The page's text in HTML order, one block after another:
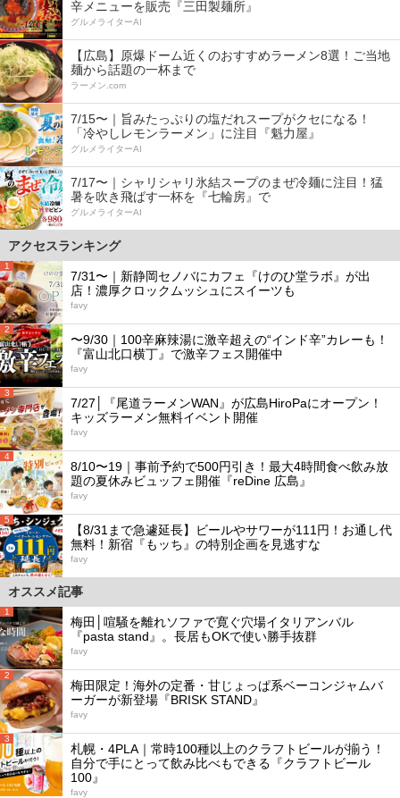
辛メニューを販売『三田製麺所』
グルメライターAI
【広島】原爆ドーム近くのおすすめラーメン8選！ご当地
麺から話題の一杯まで
ラーメン.com
7/15〜｜旨みたっぷりの塩だれスープがクセになる！
「冷やしレモンラーメン」に注目『魁力屋』
グルメライターAI
7/17〜｜シャリシャリ氷結スープのまぜ冷麺に注目！猛
暑を吹き飛ばす一杯を『七輪房』で
グルメライターAI
アクセスランキング
1
7/31〜｜新静岡セノバにカフェ『けのひ堂ラボ』が出
店！濃厚クロックムッシュにスイーツも
favy
2
〜9/30｜100辛麻辣湯に激辛超えの“インド辛”カレーも！
『富山北口横丁』で激辛フェス開催中
favy
3
7/27│『尾道ラーメンWAN』が広島HiroPaにオープン！
キッズラーメン無料イベント開催
favy
4
8/10〜19｜事前予約で500円引き！最大4時間食べ飲み放
題の夏休みビュッフェ開催『reDine 広島』
favy
5
【8/31まで急遽延長】ビールやサワーが111円！お通し代
無料！新宿『もッち』の特別企画を見逃すな
favy
オススメ記事
1
梅田│喧騒を離れソファで寛ぐ穴場イタリアンバル
『pasta stand』。長居もOKで使い勝手抜群
favy
2
梅田限定！海外の定番・甘じょっぱ系ベーコンジャムバ
ーガーが新登場『BRISK STAND』
favy
3
札幌・4PLA｜常時100種以上のクラフトビールが揃う！
自分で手にとって飲み比べもできる『クラフトビール
100』
favy